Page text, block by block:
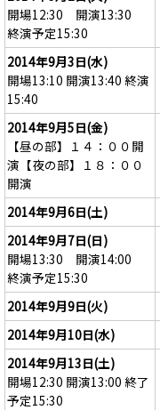
開場12:30 開演13:30
終演予定15:30
2014年9月3日(水)
開場13:10 開演13:40 終演
15:40
2014年9月5日(金)
【昼の部】１４：００開
演【夜の部】１８：００
開演
2014年9月6日(土)
2014年9月7日(日)
開場13:30 開演14:00
終演予定15:30
2014年9月9日(火)
2014年9月10日(水)
2014年9月13日(土)
開場12:30 開演13:00 終了
予定15:30